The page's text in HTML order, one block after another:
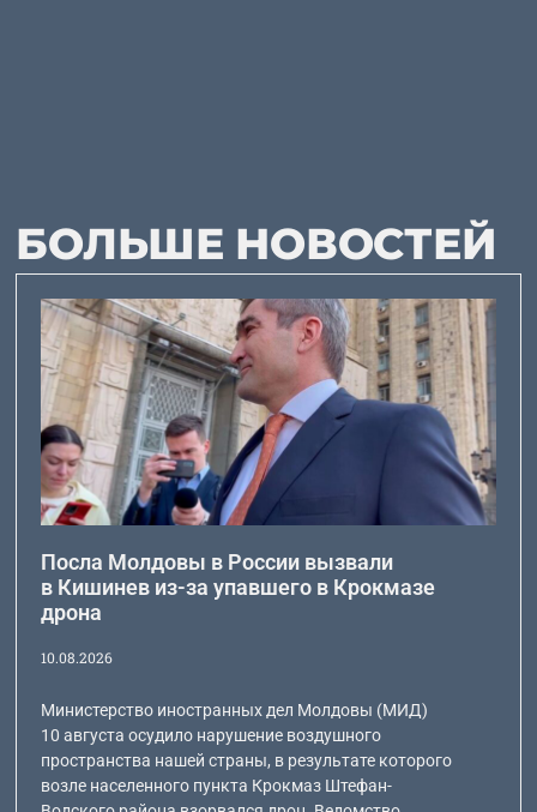
БОЛЬШЕ НОВОСТЕЙ
Посла Молдовы в России вызвали
в Кишинев из-за упавшего в Крокмазе
дрона
10.08.2026
Министерство иностранных дел Молдовы (МИД)
10 августа осудило нарушение воздушного
пространства нашей страны, в результате которого
возле населенного пункта Крокмаз Штефан-